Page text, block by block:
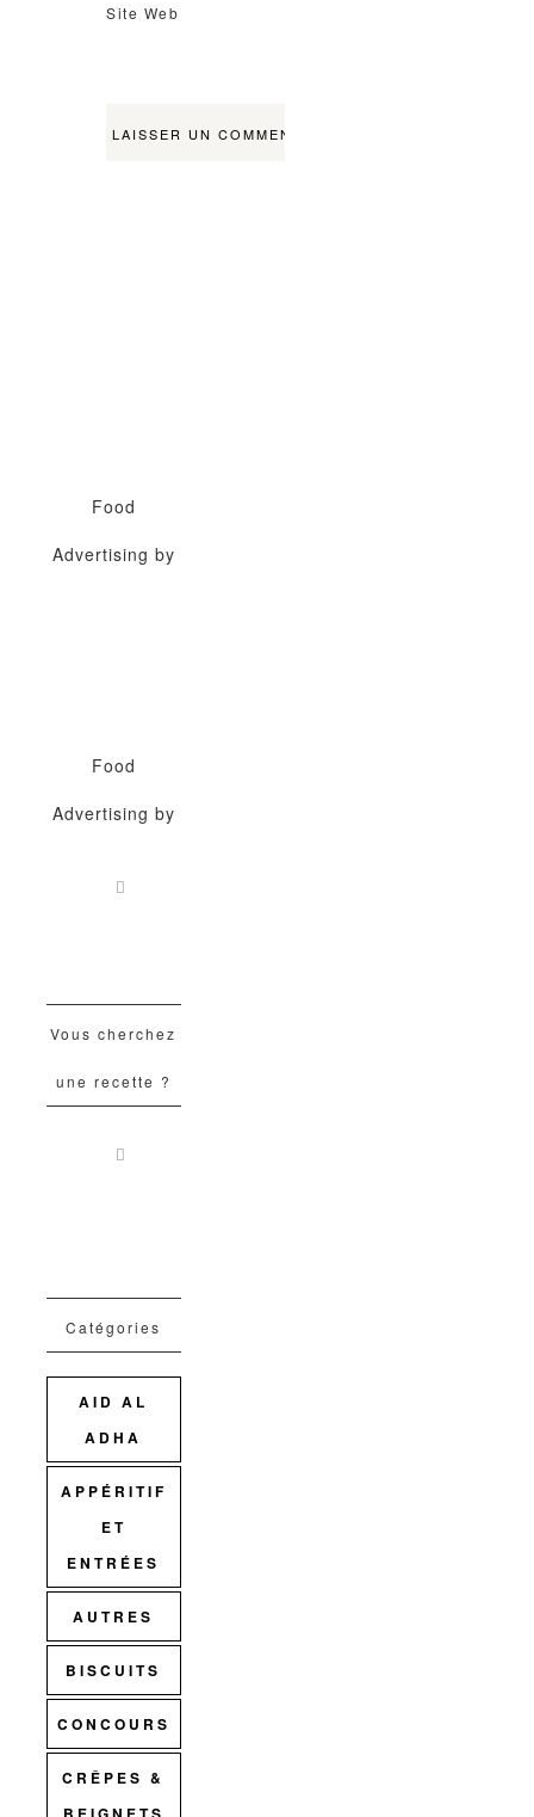
Site Web
Food
Advertising by
Food
Advertising by
Vous cherchez
une recette ?
Catégories
AID AL
ADHA
APPÉRITIF
ET
ENTRÉES
AUTRES
BISCUITS
CONCOURS
CRÊPES &